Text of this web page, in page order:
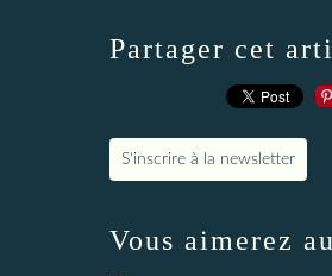
Partager cet
S'inscrire à la newsletter
Vous aimerez